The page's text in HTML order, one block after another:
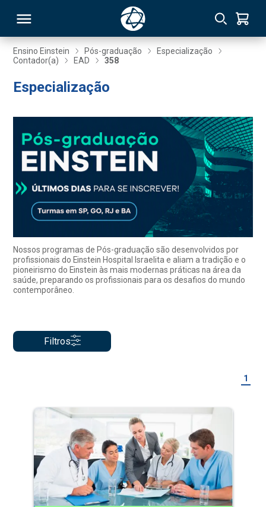
Ensino Einstein Pós-graduação
Especialização
Contador(a)
EAD 358
Especialização
Nossos programas de Pós-graduação são desenvolvidos por
profissionais do Einstein Hospital Israelita e aliam a tradição e o
pioneirismo do Einstein às mais modernas práticas na área da
saúde, preparando os profissionais para os desafios do mundo
contemporâneo.
Filtros
1